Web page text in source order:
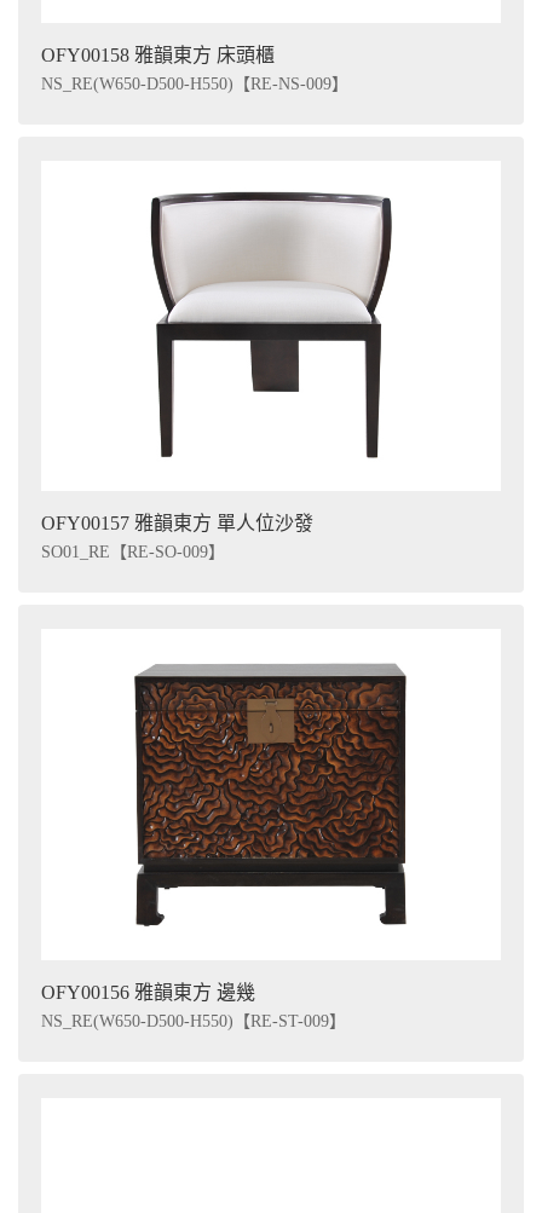
OFY00158 雅韻東方 床頭櫃
NS_RE(W650-D500-H550)【RE-NS-009】
OFY00157 雅韻東方 單人位沙發
SO01_RE【RE-SO-009】
OFY00156 雅韻東方 邊幾
NS_RE(W650-D500-H550)【RE-ST-009】